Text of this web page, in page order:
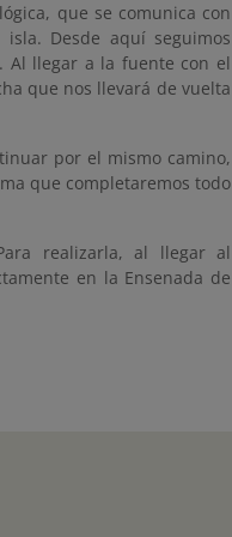
que se comunica con
Desde aquí seguimos
Al llegar a la fuente con el
que nos llevará de vuelta
por el mismo camino,
que completaremos todo
realizarla, al llegar al
en la Ensenada de